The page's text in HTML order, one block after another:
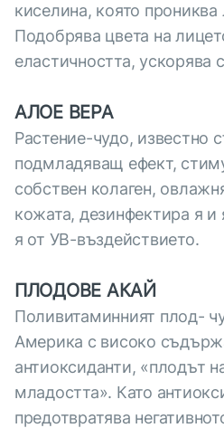
киселина, която
Подобрява цвета на
еластичността, ускорява
АЛОЕ ВЕРА
Растение-чудо, известно
подмладяващ ефект,
собствен колаген,
кожата, дезинфектира я и
я от УВ-въздействието.
ПЛОДОВЕ АКАЙ
Поливитаминният плод-
Америка с високо
антиоксиданти, «плодът
младостта». Като
предотвратява